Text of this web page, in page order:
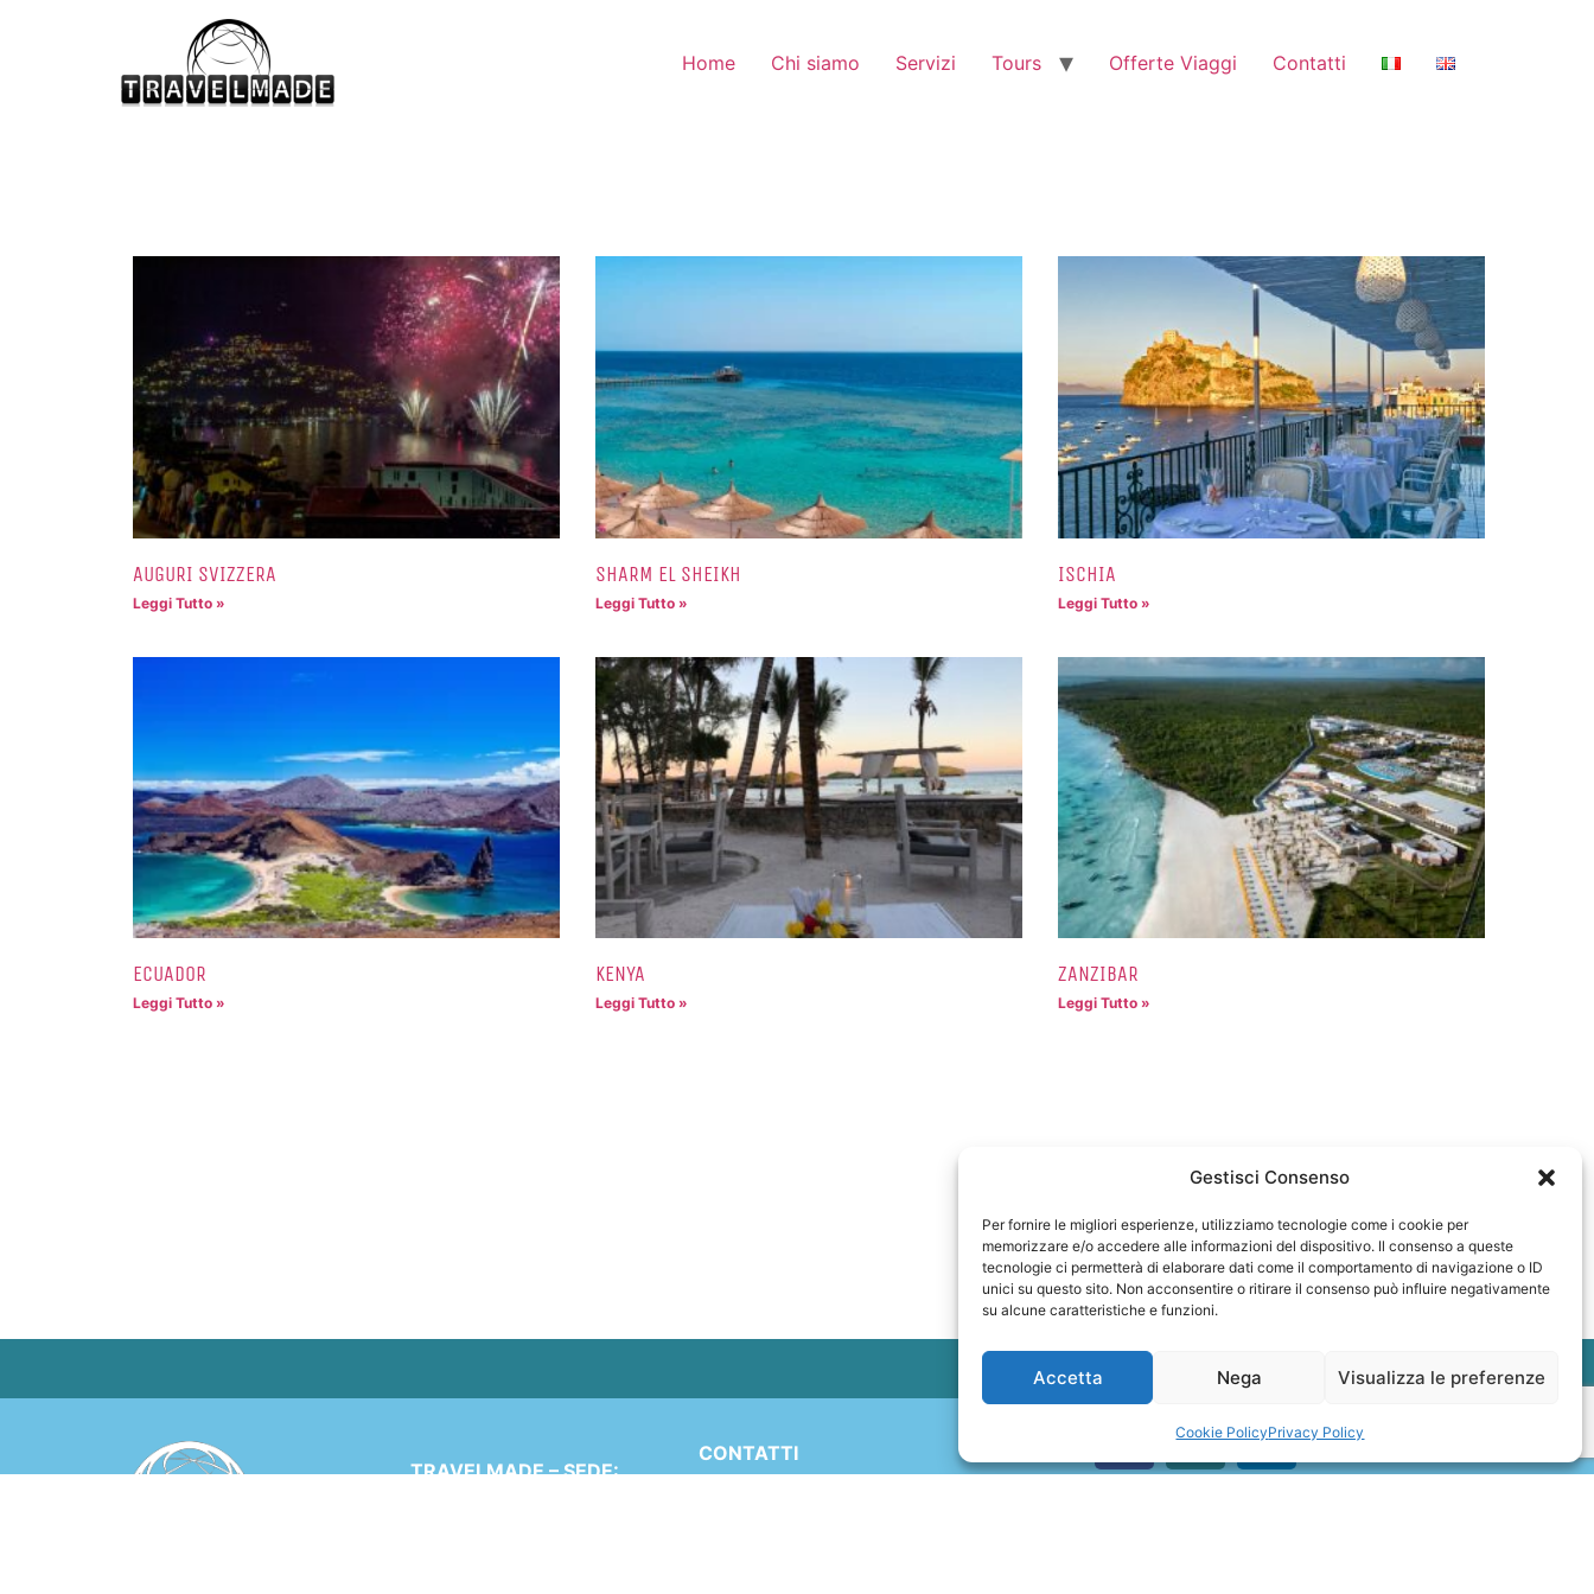
Gestisci Consenso
Per fornire le migliori esperienze, utilizziamo tecnologie come i cookie per
memorizzare e/o accedere alle informazioni del dispositivo. Il consenso a queste
tecnologie ci permetterà di elaborare dati come il comportamento di navigazione o ID
unici su questo sito. Non acconsentire o ritirare il consenso può influire negativamente
su alcune caratteristiche e funzioni.
Accetta Nega Visualizza le preferenze
Cookie PolicyPrivacy Policy
Home Chi siamo Servizi Tours Offerte Viaggi Contatti
AUGURI SVIZZERA
Leggi Tutto »
SHARM EL SHEIKH
Leggi Tutto »
ISCHIA
Leggi Tutto »
ECUADOR
Leggi Tutto »
KENYA
Leggi Tutto »
ZANZIBAR
Leggi Tutto »
TRAVELMADE – SEDE:
CONTATTI
+41 91 2207618